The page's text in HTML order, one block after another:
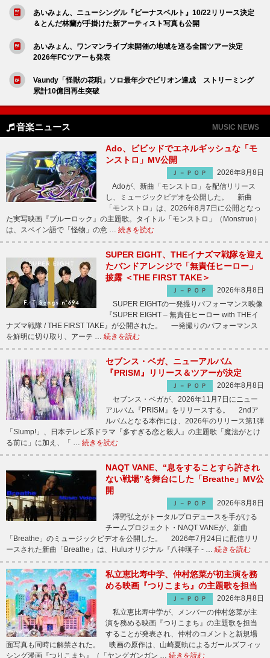
あいみょん、ニューシングル『ビーナスベルト』10/22リリース決定
＆とんだ林蘭が手掛けた新アーティスト写真も公開
あいみょん、ワンマンライブ未開催の地域を巡る全国ツアー決定
2026年FCツアーも発表
Vaundy「怪獣の花唄」ソロ最年少でビリオン達成 ストリーミング
累計10億回再生突破
音楽ニュース MUSIC NEWS
Ado、ビビッドでエネルギッシュな「モ
ンストロ」MV公開
Ｊ－ＰＯＰ
2026年8月8日
Adoが、新曲「モンストロ」を配信リリース
し、ミュージックビデオを公開した。 新曲
「モンストロ」は、2026年8月7日に公開となっ
た実写映画『ブルーロック』の主題歌。タイトル「モンストロ」（Monstruo）
は、スペイン語で「怪物」の意 … 続きを読む
SUPER EIGHT、THEイナズマ戦隊を迎え
たバンドアレンジで「無責任ヒーロー」
披露 ＜THE FIRST TAKE＞
Ｊ－ＰＯＰ
2026年8月8日
SUPER EIGHTの一発撮りパフォーマンス映像
『SUPER EIGHT – 無責任ヒーロー with THEイ
ナズマ戦隊 / THE FIRST TAKE』が公開された。 一発撮りのパフォーマンス
を鮮明に切り取り、アーテ … 続きを読む
セブンス・ベガ、ニューアルバム
『PRISM』リリース＆ツアーが決定
Ｊ－ＰＯＰ
2026年8月8日
セブンス・ベガが、2026年11月7日にニュー
アルバム『PRISM』をリリースする。 2ndア
ルバムとなる本作には、2026年のリリース第1弾
「Slump!」、日本テレビ系ドラマ『多すぎる恋と殺人』の主題歌「魔法がとけ
る前に」に加え、「 … 続きを読む
NAQT VANE、“息をすることすら許され
ない戦場”を舞台にした「Breathe」MV公
開
Ｊ－ＰＯＰ
2026年8月8日
澤野弘之がトータルプロデュースを手がける
チームプロジェクト・NAQT VANEが、新曲
「Breathe」のミュージックビデオを公開した。 2026年7月24日に配信リリ
ースされた新曲「Breathe」は、Huluオリジナル『八神瑛子 - … 続きを読む
私立恵比寿中学、仲村悠菜が初主演を務
める映画『つりこまち』の主題歌を担当
Ｊ－ＰＯＰ
2026年8月8日
私立恵比寿中学が、メンバーの仲村悠菜が主
演を務める映画『つりこまち』の主題歌を担当
することが発表され、仲村のコメントと新規場
面写真も同時に解禁された。 映画の原作は、山崎夏軌によるガールズフィッ
シング漫画『つりこまち』（「ヤングガンガン … 続きを読む